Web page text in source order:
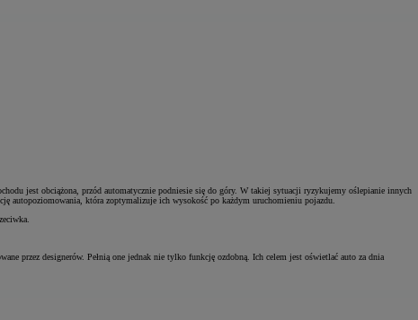
jest obciążona, przód automatycznie podniesie się do góry. W takiej sytuacji ryzykujemy oślepianie innych
autopoziomowania, która zoptymalizuje ich wysokość po każdym uruchomieniu pojazdu.
przez designerów. Pełnią one jednak nie tylko funkcję ozdobną. Ich celem jest oświetlać auto za dnia